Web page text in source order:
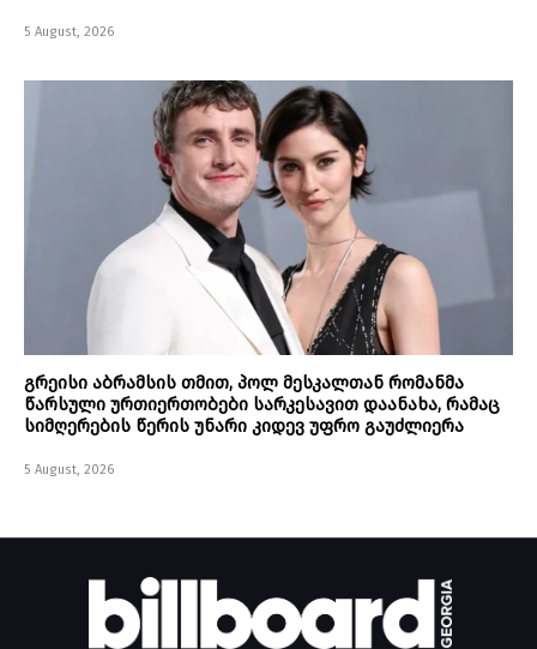
5 August, 2026
გრეისი აბრამსის თმით, პოლ მესკალთან რომანმა
წარსული ურთიერთობები სარკესავით დაანახა, რამაც
სიმღერების წერის უნარი კიდევ უფრო გაუძლიერა
5 August, 2026